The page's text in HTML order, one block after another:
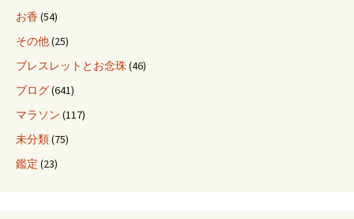
ン
お香(54)
その他(25)
ブレスレットとお念珠(46)
ブログ(641)
マラソン (117)
未分類(75)
鑑定 (23)